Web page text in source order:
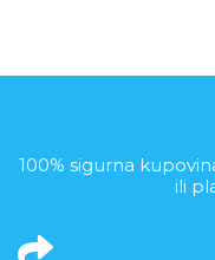
100% sigurna
ili